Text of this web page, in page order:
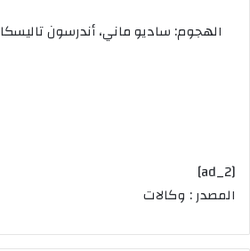
الهجوم: ساديو ماني، أندرسون تاليسكا،
[ad_2]
المصدر : وكالات